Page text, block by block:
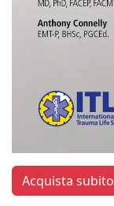
Acquista subito